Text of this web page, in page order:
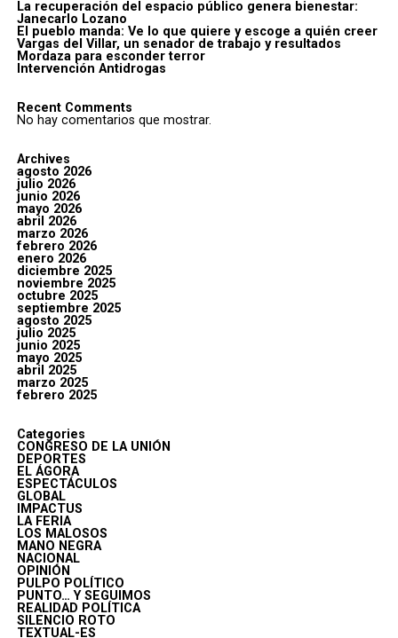
La recuperación del espacio público genera bienestar:
Janecarlo Lozano
El pueblo manda: Ve lo que quiere y escoge a quién creer
Vargas del Villar, un senador de trabajo y resultados
Mordaza para esconder terror
Intervención Antidrogas
Recent Comments
No hay comentarios que mostrar.
Archives
agosto 2026
julio 2026
junio 2026
mayo 2026
abril 2026
marzo 2026
febrero 2026
enero 2026
diciembre 2025
noviembre 2025
octubre 2025
septiembre 2025
agosto 2025
julio 2025
junio 2025
mayo 2025
abril 2025
marzo 2025
febrero 2025
Categories
CONGRESO DE LA UNIÓN
DEPORTES
EL ÁGORA
ESPECTÁCULOS
GLOBAL
IMPACTUS
LA FERIA
LOS MALOSOS
MANO NEGRA
NACIONAL
OPINIÓN
PULPO POLÍTICO
PUNTO… Y SEGUIMOS
REALIDAD POLÍTICA
SILENCIO ROTO
TEXTUAL-ES